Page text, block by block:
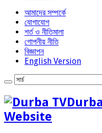
আমাদের সম্পর্কে
যোগাযোগ
শর্ত ও নীতিমালা
গোপনীয় নীতি
বিজ্ঞাপন
English Version
Website